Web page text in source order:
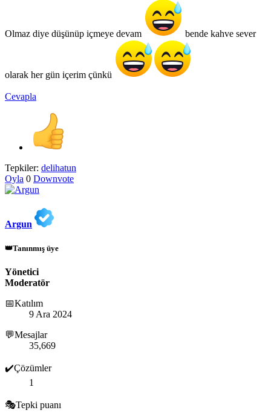
Olmaz diye düşünüp içmeye devam bende kahve sever
olarak her gün içerim çünkü
Cevapla
Tepkiler: delihatun
Oyla 0 Downvote
Argun
👑Tanınmış üye
Yönetici
Moderatör
📅Katılım
9 Ara 2024
💬Mesajlar
35,669
✔️Çözümler
1
🎭Tepki puanı